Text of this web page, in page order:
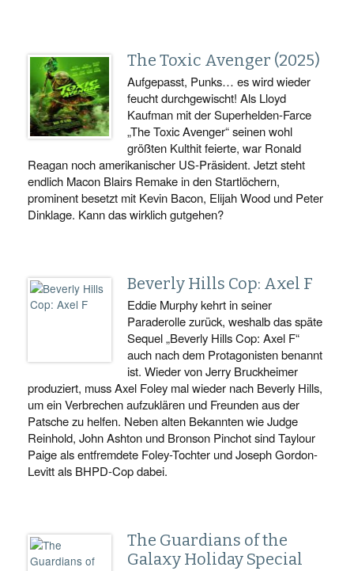
The Toxic Avenger (2025)
Aufgepasst, Punks… es wird wieder
feucht durchgewischt! Als Lloyd
Kaufman mit der Superhelden-Farce
„The Toxic Avenger“ seinen wohl
größten Kulthit feierte, war Ronald
Reagan noch amerikanischer US-Präsident. Jetzt steht
endlich Macon Blairs Remake in den Startlöchern,
prominent besetzt mit Kevin Bacon, Elijah Wood und Peter
Dinklage. Kann das wirklich gutgehen?
Beverly Hills Cop: Axel F
Eddie Murphy kehrt in seiner
Paraderolle zurück, weshalb das späte
Sequel „Beverly Hills Cop: Axel F“
auch nach dem Protagonisten benannt
ist. Wieder von Jerry Bruckheimer
produziert, muss Axel Foley mal wieder nach Beverly Hills,
um ein Verbrechen aufzuklären und Freunden aus der
Patsche zu helfen. Neben alten Bekannten wie Judge
Reinhold, John Ashton und Bronson Pinchot sind Taylour
Paige als entfremdete Foley-Tochter und Joseph Gordon-
Levitt als BHPD-Cop dabei.
The Guardians of the
Galaxy Holiday Special